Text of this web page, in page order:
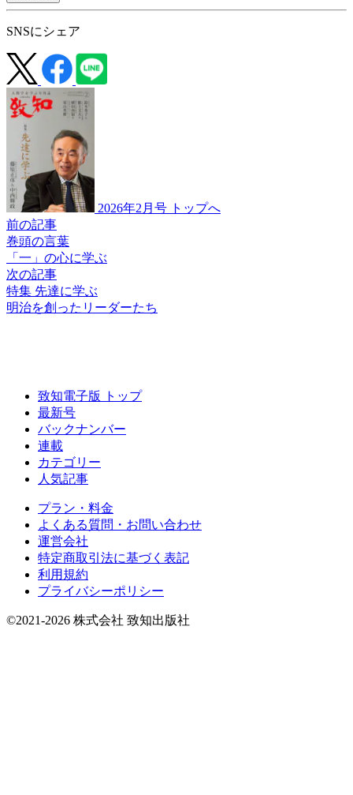
SNSにシェア
2026年2月号 トップへ
前の記事
巻頭の言葉
「一」の心に学ぶ
次の記事
特集 先達に学ぶ
明治を創ったリーダーたち
致知電子版 トップ
最新号
バックナンバー
連載
カテゴリー
人気記事
プラン・料金
よくある質問・お問い合わせ
運営会社
特定商取引法に基づく表記
利用規約
プライバシーポリシー
©2021-2026 株式会社 致知出版社